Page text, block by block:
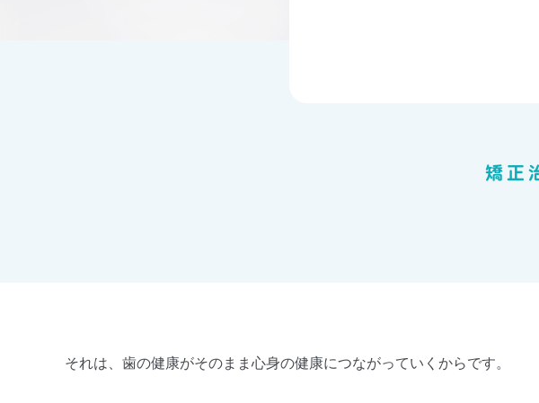
矯正
それは、歯の健康がそのまま心身の健康につながっていくからです。